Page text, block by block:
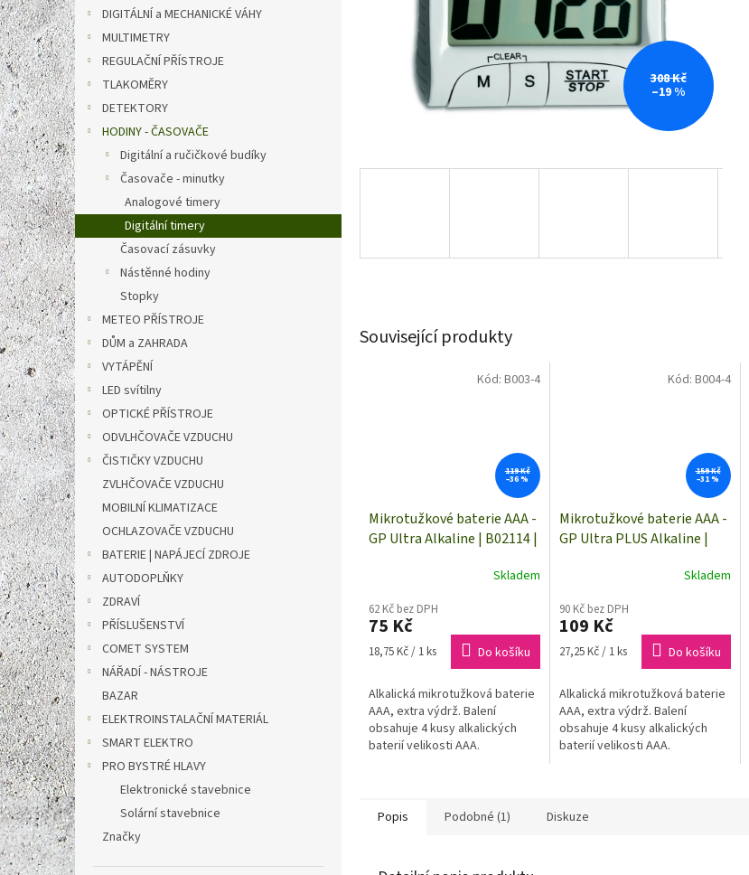
e
l
DIGITÁLNÍ a MECHANICKÉ VÁHY
MULTIMETRY
REGULAČNÍ PŘÍSTROJE
TLAKOMĚRY
DETEKTORY
HODINY - ČASOVAČE
Digitální a ručičkové budíky
Časovače - minutky
Analogové timery
Digitální timery
Časovací zásuvky
Nástěnné hodiny
Stopky
METEO PŘÍSTROJE
DŮM a ZAHRADA
VYTÁPĚNÍ
LED svítilny
OPTICKÉ PŘÍSTROJE
ODVLHČOVAČE VZDUCHU
ČISTIČKY VZDUCHU
ZVLHČOVAČE VZDUCHU
MOBILNÍ KLIMATIZACE
OCHLAZOVAČE VZDUCHU
BATERIE | NAPÁJECÍ ZDROJE
AUTODOPLŇKY
ZDRAVÍ
PŘÍSLUŠENSTVÍ
COMET SYSTEM
NÁŘADÍ - NÁSTROJE
BAZAR
ELEKTROINSTALAČNÍ MATERIÁL
SMART ELEKTRO
PRO BYSTRÉ HLAVY
Elektronické stavebnice
Solární stavebnice
Značky
308 Kč
–19 %
Související produkty
119 Kč
–36 %
Mikrotužkové baterie AAA -
GP Ultra Alkaline | B02114 |
Skladem
62 Kč bez DPH
75 Kč
Měrná
18,75 Kč / 1 ks Do košíku
Alkalická mikrotužková baterie
AAA, extra výdrž. Balení
obsahuje 4 kusy alkalických
baterií velikosti AAA.
Kód: B003-4
159 Kč
–31 %
Mikrotužkové baterie AAA -
GP Ultra PLUS Alkaline |
Skladem
90 Kč bez DPH
109 Kč
Měrná
27,25 Kč / 1 ks Do košíku
Alkalická mikrotužková baterie
AAA, extra výdrž. Balení
obsahuje 4 kusy alkalických
baterií velikosti AAA.
Kód: B004-4
Popis Podobné (1) Diskuze